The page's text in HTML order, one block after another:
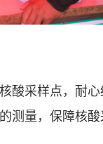
酸采样点，耐心
测量，保障核